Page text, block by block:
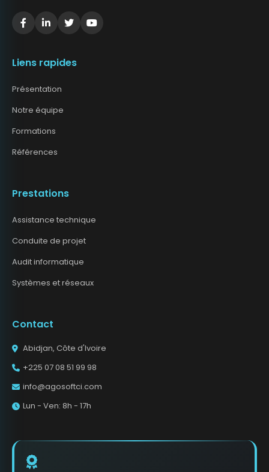
Liens rapides
Présentation
Notre équipe
Formations
Références
Prestations
Assistance technique
Conduite de projet
Audit informatique
Systèmes et réseaux
Contact
Abidjan, Côte d'Ivoire
+225 07 08 51 99 98
info@agosoftci.com
Lun - Ven: 8h - 17h